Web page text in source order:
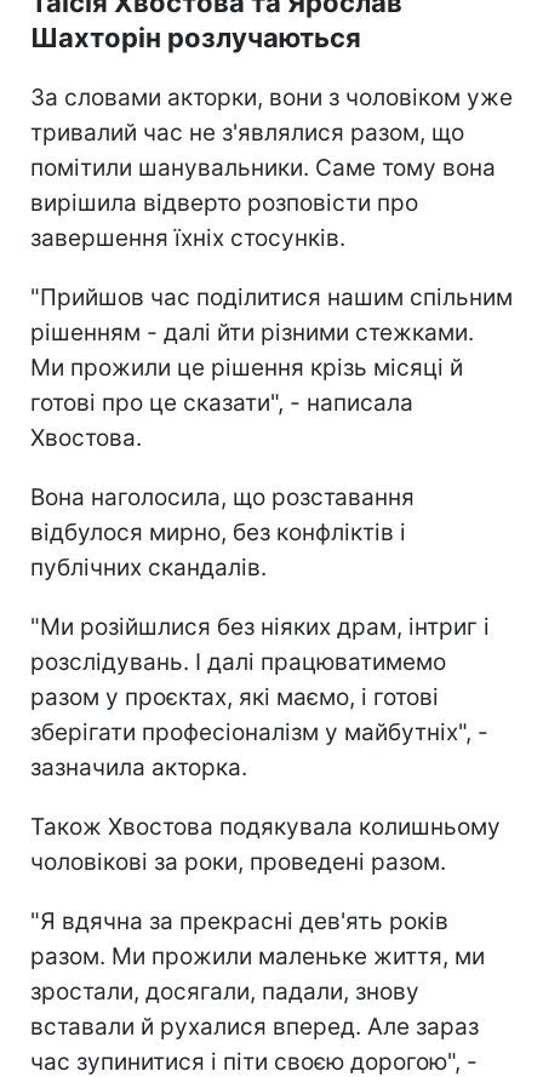
Шахторін розлучаються
За словами акторки, вони з чоловіком уже
тривалий час не з'являлися разом, що
помітили шанувальники. Саме тому вона
вирішила відверто розповісти про
завершення їхніх стосунків.
"Прийшов час поділитися нашим спільним
рішенням - далі йти різними стежками.
Ми прожили це рішення крізь місяці й
готові про це сказати", - написала
Хвостова.
Вона наголосила, що розставання
відбулося мирно, без конфліктів і
публічних скандалів.
"Ми розійшлися без ніяких драм, інтриг і
розслідувань. І далі працюватимемо
разом у проєктах, які маємо, і готові
зберігати професіоналізм у майбутніх", -
зазначила акторка.
Також Хвостова подякувала колишньому
чоловікові за роки, проведені разом.
"Я вдячна за прекрасні дев'ять років
разом. Ми прожили маленьке життя, ми
зростали, досягали, падали, знову
вставали й рухалися вперед. Але зараз
час зупинитися і піти своєю дорогою", -